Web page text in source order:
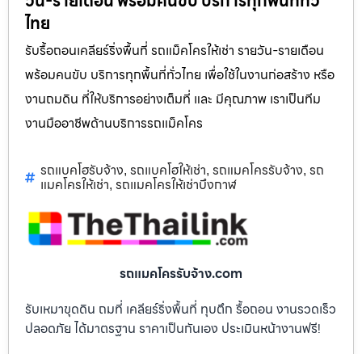
ไทย
รับรื้อถอนเคลียร์ริ่งพื้นที่ รถแม็คโครให้เช่า รายวัน-รายเดือน
พร้อมคนขับ บริการทุกพื้นที่ทั่วไทย เพื่อใช้ในงานก่อสร้าง หรือ
งานถมดิน ที่ให้บริการอย่างเต็มที่ และ มีคุณภาพ เราเป็นทีม
งานมืออาชีพด้านบริการรถแม็คโคร
รถแบคโฮรับจ้าง, รถแบคโฮให้เช่า, รถแมคโครรับจ้าง, รถ
แมคโครให้เช่า, รถแมคโครให้เช่าบึงกาฬ
รถแมคโครรับจ้าง.com
รับเหมาขุดดิน ถมที่ เคลียร์ริ่งพื้นที่ ทุบตึก รื้อถอน งานรวดเร็ว
ปลอดภัย ได้มาตรฐาน ราคาเป็นกันเอง ประเมินหน้างานฟรี!